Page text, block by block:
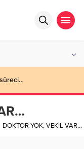
DOKTOR YOK, VEKİL VAR…